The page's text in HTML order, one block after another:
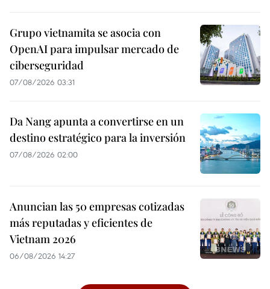
Grupo vietnamita se asocia con
OpenAI para impulsar mercado de
ciberseguridad
07/08/2026 03:31
Da Nang apunta a convertirse en un
destino estratégico para la inversión
07/08/2026 02:00
Anuncian las 50 empresas cotizadas
más reputadas y eficientes de
Vietnam 2026
06/08/2026 14:27